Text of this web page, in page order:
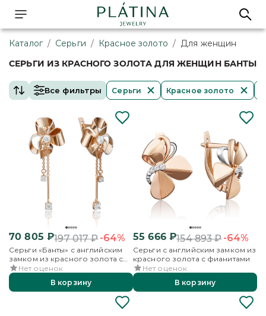
Каталог / Серьги / Красное золото / Для женщин
СЕРЬГИ ИЗ КРАСНОГО ЗОЛОТА ДЛЯ ЖЕНЩИН БАНТЫ
Все фильтры Серьги Красное золото
70 805 ₽197 017₽-64%
Серьги «Банты» с английским
замком из красного золота с
фианитами
Нет оценок
В корзину
55 666₽154 893₽-64%
Серьги с английским замком из
красного золота с фианитами
Нет оценок
В корзину